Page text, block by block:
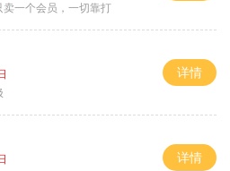
个会员，一切靠打
详情
详情